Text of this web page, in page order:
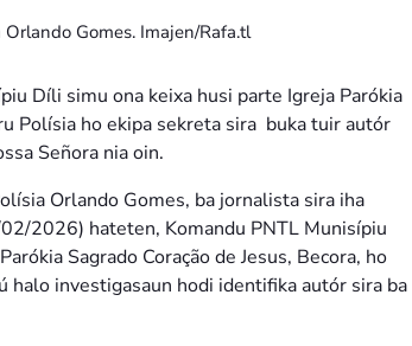
Gomes. Imajen/Rafa.tl
Díli simu ona keixa husi parte Igreja Parókia
Polísia ho ekipa sekreta sira buka tuir autór
Señora nia oin.
Orlando Gomes, ba jornalista sira iha
2026) hateten, Komandu PNTL Munisípiu
Sagrado Coração de Jesus, Becora, ho
halo investigasaun hodi identifika autór sira ba